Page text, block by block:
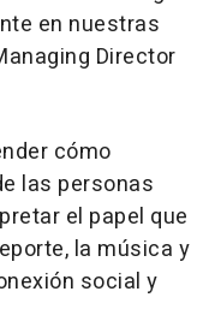
en nuestras
Director
cómo
las personas
el papel que
la música y
social y